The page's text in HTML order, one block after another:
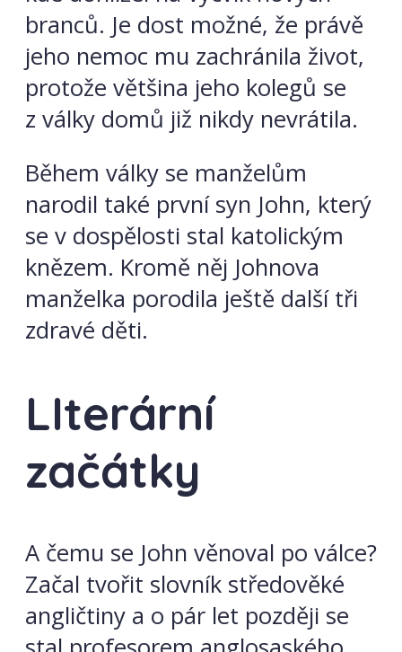
branců. Je dost možné, že právě
jeho nemoc mu zachránila život,
protože většina jeho kolegů se
z války domů již nikdy nevrátila.
Během války se manželům
narodil také první syn John, který
se v dospělosti stal katolickým
knězem. Kromě něj Johnova
manželka porodila ještě další tři
zdravé děti.
LIterární
začátky
A čemu se John věnoval po válce?
Začal tvořit slovník středověké
angličtiny a o pár let později se